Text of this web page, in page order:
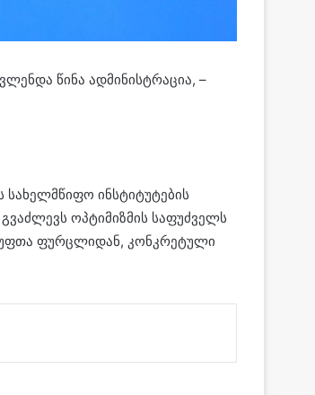
წინა ადმინისტრაცია, –
ინსტიტუტების
ოპტიმიზმის საფუძველს
ფურცლიდან, კონკრეტული